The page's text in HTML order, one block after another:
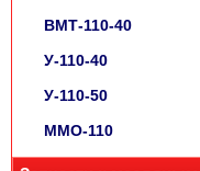
ВМТ-110-40
У-110-40
У-110-50
ММО-110